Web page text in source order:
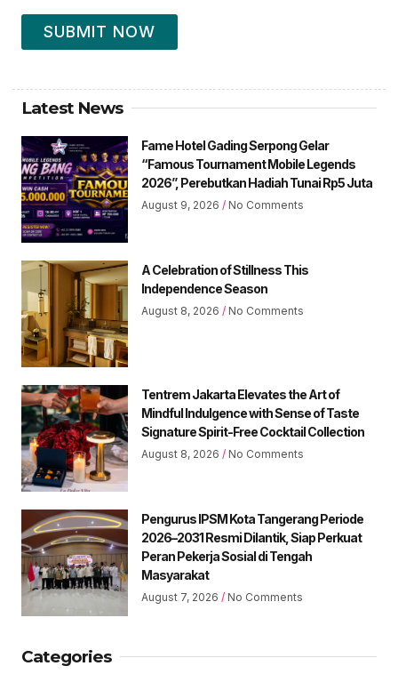
SUBMIT NOW
Latest News
Fame Hotel Gading Serpong Gelar
“Famous Tournament Mobile Legends
2026”, Perebutkan Hadiah Tunai Rp5 Juta
August 9, 2026 No Comments
A Celebration of Stillness This
Independence Season
August 8, 2026 No Comments
Tentrem Jakarta Elevates the Art of
Mindful Indulgence with Sense of Taste
Signature Spirit-Free Cocktail Collection
August 8, 2026 No Comments
Pengurus IPSM Kota Tangerang Periode
2026–2031 Resmi Dilantik, Siap Perkuat
Peran Pekerja Sosial di Tengah
Masyarakat
August 7, 2026 No Comments
Categories